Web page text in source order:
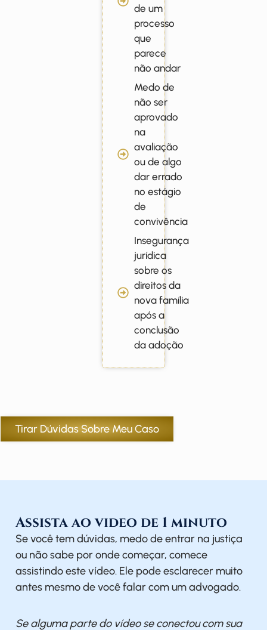
de um
processo
que
parece
não andar
Medo de
não ser
aprovado
na
avaliação
ou de algo
dar errado
no estágio
de
convivência
Insegurança
jurídica
sobre os
direitos da
nova família
após a
conclusão
da adoção
Tirar Dúvidas Sobre Meu Caso
Assista ao video de 1 minuto
Se você tem dúvidas, medo de entrar na justiça
ou não sabe por onde começar, comece
assistindo este vídeo. Ele pode esclarecer muito
antes mesmo de você falar com um advogado.
Se alguma parte do vídeo se conectou com sua